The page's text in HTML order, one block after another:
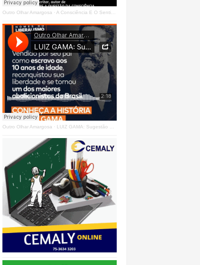
Outro Olhar Amargosa · A Consciência E O Sentir - Se Estrangeiro Ao Mundo
Outro Olhar Amargosa · LUIZ GAMA: Sugestão Outro Olhar